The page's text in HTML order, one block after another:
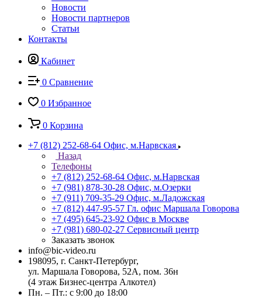
Новости
Новости партнеров
Статьи
Контакты
Кабинет
0 Сравнение
0 Избранное
0 Корзина
+7 (812) 252-68-64 Офис, м.Нарвская
Назад
Телефоны
+7 (812) 252-68-64 Офис, м.Нарвская
+7 (981) 878-30-28 Офис, м.Озерки
+7 (911) 709-35-29 Офис, м.Ладожская
+7 (812) 447-95-57 Гл. офис Маршала Говорова
+7 (495) 645-23-92 Офис в Москве
+7 (981) 680-02-27 Сервисный центр
Заказать звонок
info@bic-video.ru
198095, г. Санкт-Петербург,
ул. Маршала Говорова, 52А, пом. 36н
(4 этаж Бизнес-центра Алкотел)
Пн. – Пт.: с 9:00 до 18:00